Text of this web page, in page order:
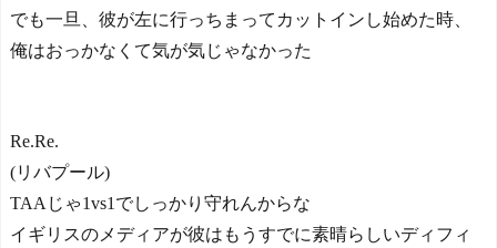
でも一旦、彼が左に行っちまってカットインし始めた時、
俺はおっかなくて気が気じゃなかった
Re.Re.
(リバプール)
TAAじゃ1vs1でしっかり守れんからな
イギリスのメディアが彼はもうすでに素晴らしいディフィ